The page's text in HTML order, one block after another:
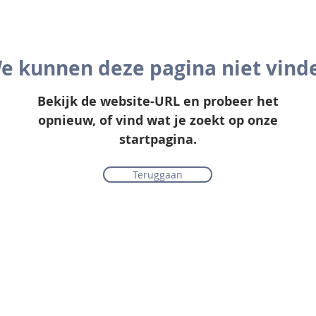
kunnen deze pagina niet
Bekijk de website-URL en probeer het
opnieuw, of vind wat je zoekt op onze
startpagina.
Teruggaan